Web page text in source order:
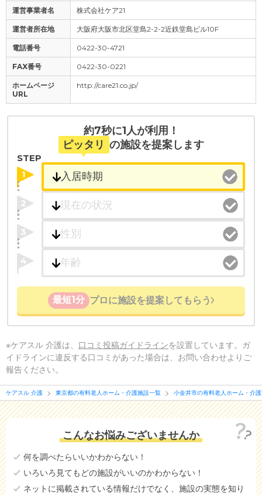
運営事業者名 株式会社ケア21
運営者所在地 大阪府大阪市北区堂島2-2-2近鉄堂島ビル10F
電話番号 0422-30-4721
FAX番号 0422-30-0221
ホームページ
URL
http://care21.co.jp/
約7秒に1人が利用！
ピッタリ の施設を提案します
STEP
1
2
3
4
最短1分 プロに施設を提案してもらう
※ケアスル 介護は、 口コミ投稿ガイドラインを設置しています。ガ
イドラインに違反する口コミがあった場合は、お問い合わせよりご
報告ください。
ケアスル 介護 東京都の有料老人ホーム・介護施設一覧 小金井市の有料老人ホーム・介
こんなお悩みございませんか
何を調べたらいいかわからない！
いろいろ見てもどの施設がいいのかわからない！
ネットに掲載されている情報だけでなく、施設の実態を知り